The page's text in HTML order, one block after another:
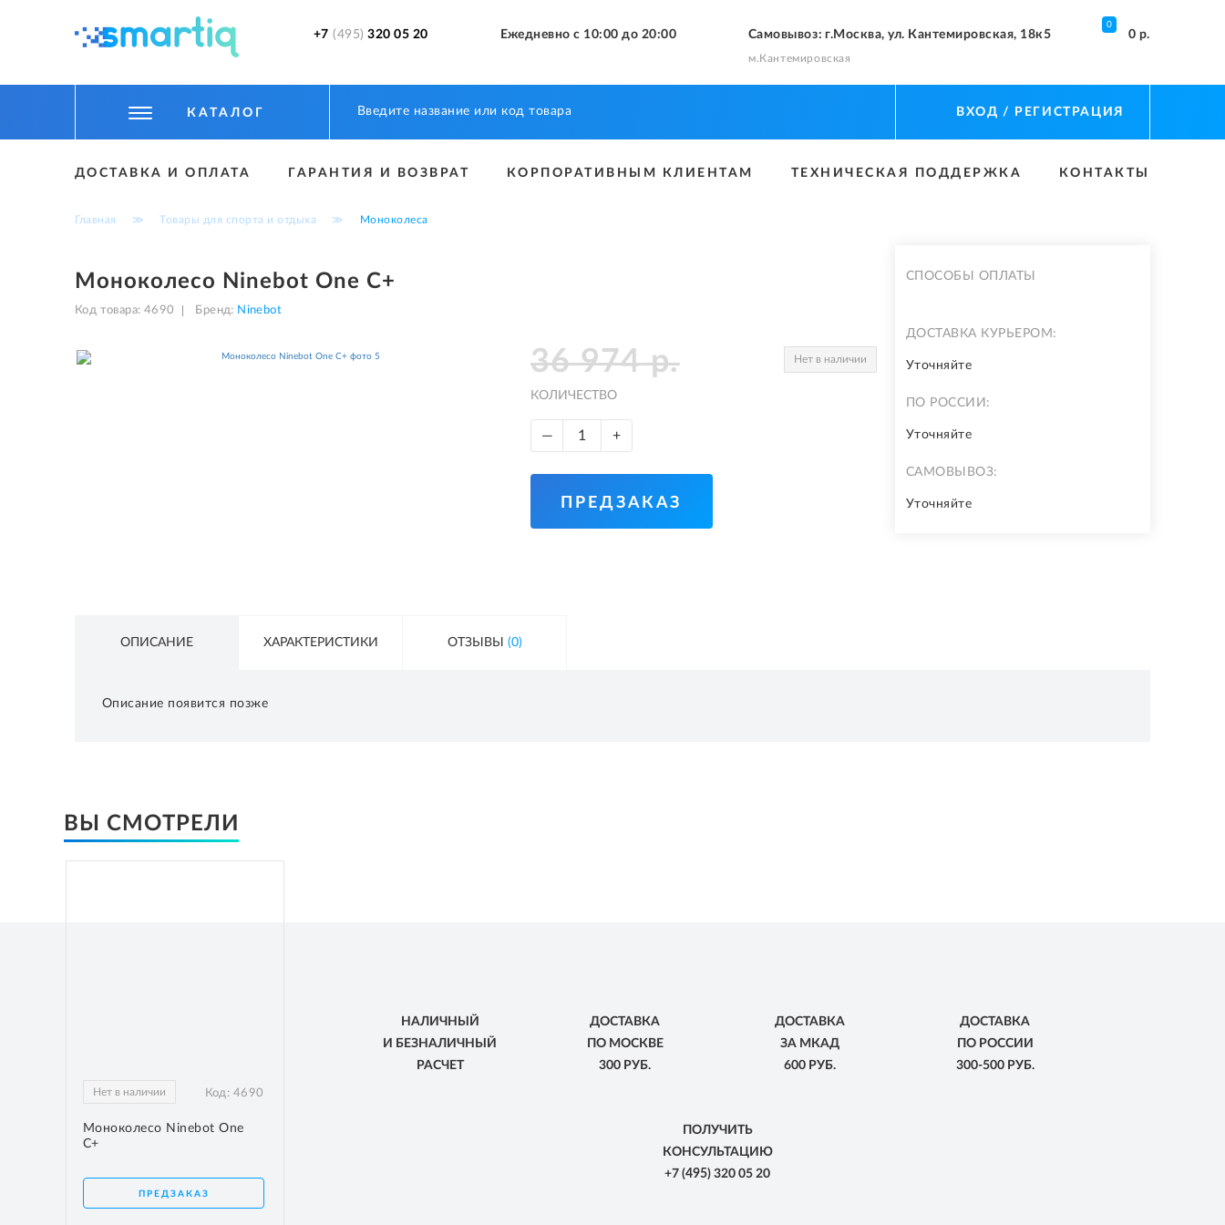
+7 (495) 320 05 20 Ежедневно с 10:00 до 20:00 Самовывоз: г.Москва, ул. Кантемировская, 18к5
м.Кантемировская
0
0 р.
КАТАЛОГ
ТОВАРЫ ДЛЯ АВТО
ВХОД/ РЕГИСТРАЦИЯ
ДОСТАВКА И ОПЛАТА ГАРАНТИЯ И ВОЗВРАТ КОРПОРАТИВНЫМ КЛИЕНТАМ ТЕХНИЧЕСКАЯ ПОДДЕРЖКА КОНТАКТЫ
Главная ≫ Товары для спорта и отдыха ≫ Моноколеса
Моноколесо Ninebot One C+
Код товара: 4690 Бренд: Ninebot
36 974р. Нет в наличии
КОЛИЧЕСТВО
— +
ПРЕДЗАКАЗ
СПОСОБЫ ОПЛАТЫ
ДОСТАВКА КУРЬЕРОМ:
Уточняйте
ПО РОССИИ:
Уточняйте
САМОВЫВОЗ:
Уточняйте
ОПИСАНИЕ ХАРАКТЕРИСТИКИ ОТЗЫВЫ (0)
Описание появится позже
ВЫ СМОТРЕЛИ
Нет в наличии Код: 4690
Моноколесо Ninebot One
C+
ПРЕДЗАКАЗ
НАЛИЧНЫЙ
И БЕЗНАЛИЧНЫЙ
РАСЧЕТ
ДОСТАВКА
ПО МОСКВЕ
300 РУБ.
ДОСТАВКА
ЗА МКАД
600 РУБ.
ДОСТАВКА
ПО РОССИИ
300-500 РУБ.
ПОЛУЧИТЬ
КОНСУЛЬТАЦИЮ
+7 (495) 320 05 20